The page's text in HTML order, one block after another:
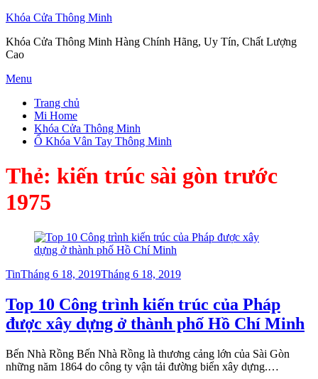
Khóa Cửa Thông Minh
Khóa Cửa Thông Minh Hàng Chính Hãng, Uy Tín, Chất Lượng
Cao
Skip
content
Menu
Trang chủ
Mi Home
Khóa Cửa Thông Minh
Ổ Khóa Vân Tay Thông Minh
Thẻ: kiến trúc sài gòn trước
1975
TinPosted
Tháng 6 18, 2019Tháng 6 18, 2019
Top 10 Công trình kiến trúc của Pháp
được xây dựng ở thành phố Hồ Chí Minh
Bến Nhà Rồng Bến Nhà Rồng là thương cảng lớn của Sài Gòn
những năm 1864 do công ty vận tải đường biển xây dựng.…